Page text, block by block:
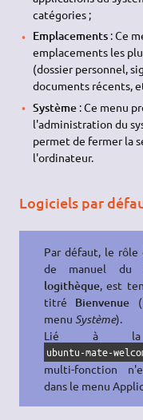
catégories ;
Emplacements: Ce
emplacements les
(dossier personnel,
documents récents,
Système: Ce menu
l'administration du
permet de fermer la
l'ordinateur.
Logiciels par
Par défaut, le rôle
de manuel du
logithèque, est
titré Bienvenue
menu Système).
Lié à la
ubuntu-mate-
multi-fonction
dans le menu